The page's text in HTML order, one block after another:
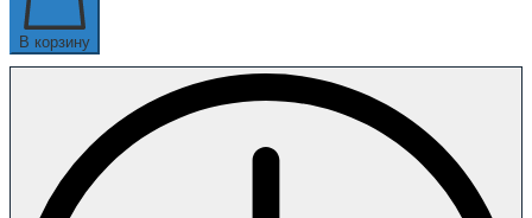
В корзину